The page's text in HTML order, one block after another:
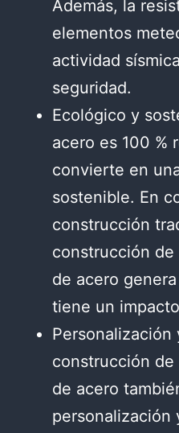
Además, la
elementos
actividad
seguridad.
Ecológico y
acero es 100 %
convierte en
sostenible. En
construcción
construcción de
de acero
tiene un
construcción de
de acero
personalización